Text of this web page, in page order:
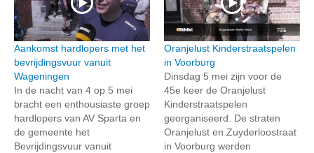
Aankomst hardlopers met het
bevrijdingsvuur vanuit
Wageningen
In de nacht van 4 op 5 mei
bracht een enthousiaste groep
hardlopers van AV Sparta en
de gemeente het
Bevrijdingsvuur vanuit
Oranjelust Kinderstraatspelen
in Voorburg
Dinsdag 5 mei zijn voor de
45e keer de Oranjelust
Kinderstraatspelen
georganiseerd. De straten
Oranjelust en Zuyderloostraat
in Voorburg werden